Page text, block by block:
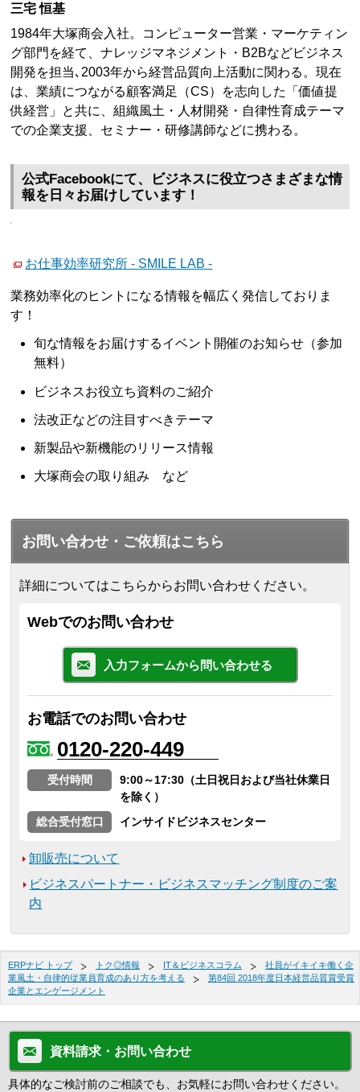
三宅 恒基
1984年大塚商会入社。コンピューター営業・マーケティン
グ部門を経て、ナレッジマネジメント・B2Bなどビジネス
開発を担当､2003年から経営品質向上活動に関わる。現在
は、業績につながる顧客満足（CS）を志向した「価値提
供経営」と共に、組織風土・人材開発・自律性育成テーマ
での企業支援、セミナー・研修講師などに携わる。
公式Facebookにて、ビジネスに役立つさまざまな情
報を日々お届けしています！
お仕事効率研究所 - SMILE LAB -
業務効率化のヒントになる情報を幅広く発信しておりま
す！
旬な情報をお届けするイベント開催のお知らせ（参加
無料）
ビジネスお役立ち資料のご紹介
法改正などの注目すべきテーマ
新製品や新機能のリリース情報
大塚商会の取り組み など
お問い合わせ・ご依頼はこちら
詳細についてはこちらからお問い合わせください。
Webでのお問い合わせ
入力フォームから問い合わせる
お電話でのお問い合わせ
0120-220-449
受付時間
9:00～17:30（土日祝日および当社休業日
を除く）
総合受付窓口
インサイドビジネスセンター
卸販売について
ビジネスパートナー・ビジネスマッチング制度のご案
内
ERPナビ トップ トク◎情報 IT＆ビジネスコラム
社員がイキイキ働く企
業風土・自律的従業員育成のあり方を考える
第84回 2018年度日本経営品質賞受賞
企業とエンゲージメント
資料請求・お問い合わせ
具体的なご検討前のご相談でも、お気軽にお問い合わせください。